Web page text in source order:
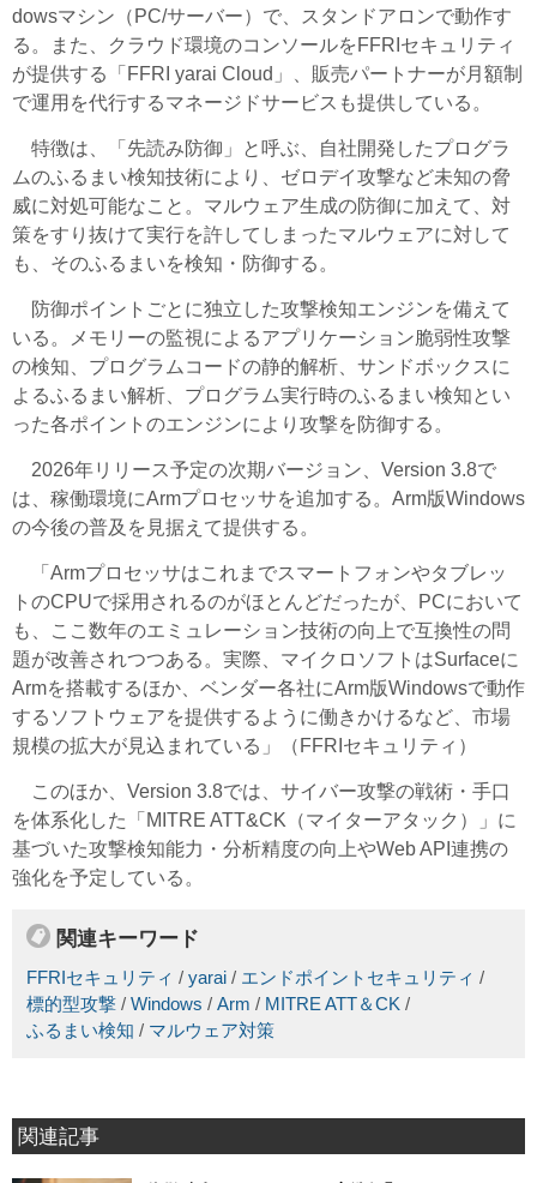
dowsマシン（PC/サーバー）で、スタンドアロンで動作す
る。また、クラウド環境のコンソールをFFRIセキュリティ
が提供する「FFRI yarai Cloud」、販売パートナーが月額制
で運用を代行するマネージドサービスも提供している。
特徴は、「先読み防御」と呼ぶ、自社開発したプログラ
ムのふるまい検知技術により、ゼロデイ攻撃など未知の脅
威に対処可能なこと。マルウェア生成の防御に加えて、対
策をすり抜けて実行を許してしまったマルウェアに対して
も、そのふるまいを検知・防御する。
防御ポイントごとに独立した攻撃検知エンジンを備えて
いる。メモリーの監視によるアプリケーション脆弱性攻撃
の検知、プログラムコードの静的解析、サンドボックスに
よるふるまい解析、プログラム実行時のふるまい検知とい
った各ポイントのエンジンにより攻撃を防御する。
2026年リリース予定の次期バージョン、Version 3.8で
は、稼働環境にArmプロセッサを追加する。Arm版Windows
の今後の普及を見据えて提供する。
「Armプロセッサはこれまでスマートフォンやタブレッ
トのCPUで採用されるのがほとんどだったが、
PCにおいて
も、ここ数年のエミュレーション技術の向上で互換性の問
題が改善されつつある。実際、マイクロソフトはSurfaceに
Armを搭載するほか、ベンダー各社にArm版Windowsで動作
するソフトウェアを提供するように働きかけるなど、市場
規模の拡大が見込まれている」（FFRIセキュリティ）
このほか、Version 3.8では、サイバー攻撃の戦術・手口
を体系化した「MITRE ATT&CK（マイターアタック）」に
基づいた攻撃検知能力・分析精度の向上やWeb API連携の
強化を予定している。
関連キーワード
FFRIセキュリティ / yarai / エンドポイントセキュリティ /
標的型攻撃 / Windows / Arm / MITRE ATT＆CK /
ふるまい検知 / マルウェア対策
関連記事